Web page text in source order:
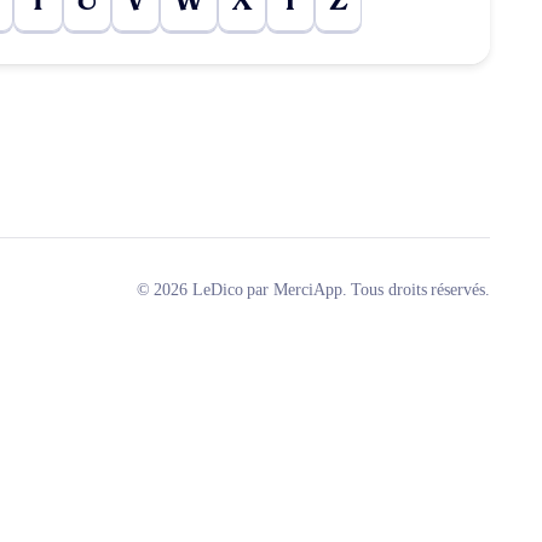
© 2026 LeDico par MerciApp. Tous droits réservés.